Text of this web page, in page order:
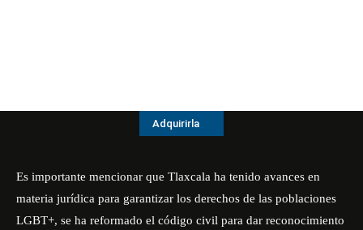
Adquirirla
Es importante mencionar que Tlaxcala ha tenido avances en
materia jurídica para garantizar los derechos de las poblaciones
LGBT+, se ha reformado el código civil para dar reconocimiento